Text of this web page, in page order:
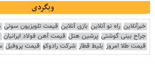
وبگردی
خبرآنلاین راه نو آنلاین بازی آنلاین قیمت تلویزیون سونی
جراح بینی گوشتی پرشین هتل قیمت آهن فولاد ایرانیان
قیمت طلا امروز بلیط قطار شرکت رادوکو قیمت پروفیل